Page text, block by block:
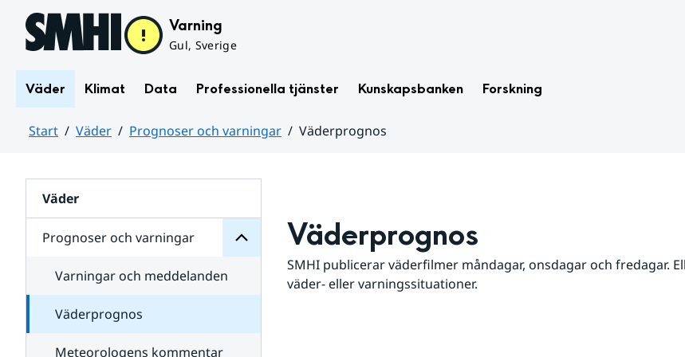
Hoppa till sidans innehåll Varning
Gul, Sverige
Väder Klimat Data Professionella tjänster Kunskapsbanken Forskning
Start Väder Prognoser och varningar
Väderprognos
Väder
Prognoser och varningar
för
varningar
Varningar och meddelanden
Väderprognos
Meteorologens kommentar
Väderprognos
SMHI publicerar väderfilmer måndagar, onsdagar och fredagar.
väder- eller varningssituationer.